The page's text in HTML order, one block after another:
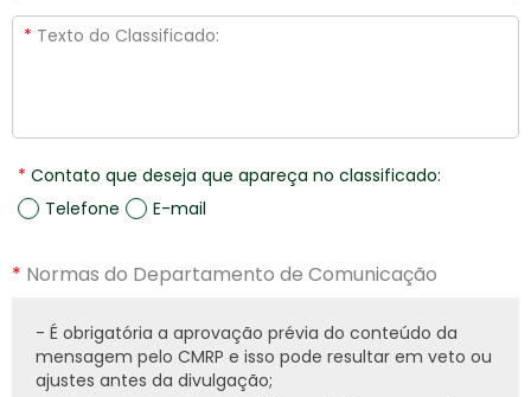
Texto do Classificado:
Contato que deseja que apareça no classificado:
Telefone
E-mail
Normas do Departamento de Comunicação
- É obrigatória a aprovação prévia do conteúdo da
mensagem pelo CMRP e isso pode resultar em veto ou
ajustes antes da divulgação;